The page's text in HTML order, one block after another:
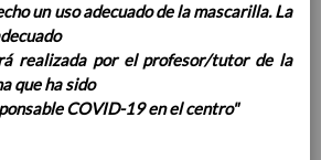
Proyecto curricular de ReligiÃ³n
CatÃ³lica en Segundo Ciclo de Infantil
ConcreciÃ³n curricular para la
etapa
15 noviembre 2019
un uso adecuado de la mascarilla. La
realizada por el profesor/tutor de la
que ha sido
COVID-19 en el centro"